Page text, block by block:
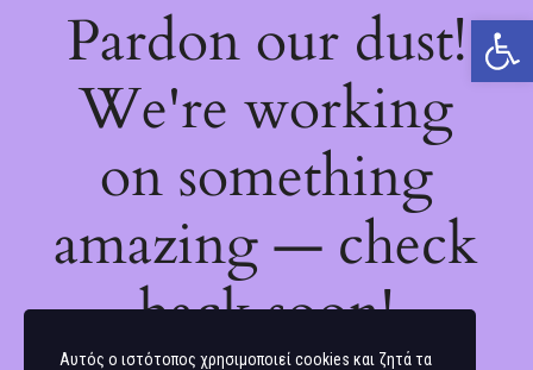
Ανοίξτε τη γραμμή εργαλείων
Pardon our dust!
We're working
on something
amazing — check
back soon!
Αυτός ο ιστότοπος χρησιμοποιεί cookies και ζητά τα